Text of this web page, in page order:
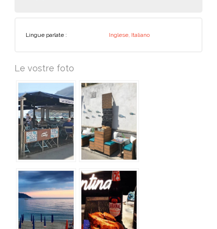
Lingue parlate : Inglese, Italiano
Le vostre foto